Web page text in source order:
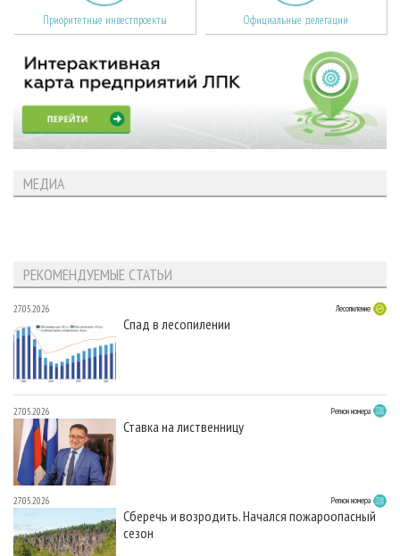
Приоритетные инвестпроекты Официальные делегации
МЕДИА
РЕКОМЕНДУЕМЫЕ СТАТЬИ
27.05.2026 Лесопиление
Спад в лесопилении
27.05.2026 Регион номера
Ставка на лиственницу
27.05.2026 Регион номера
Сберечь и возродить. Начался пожароопасный
сезон